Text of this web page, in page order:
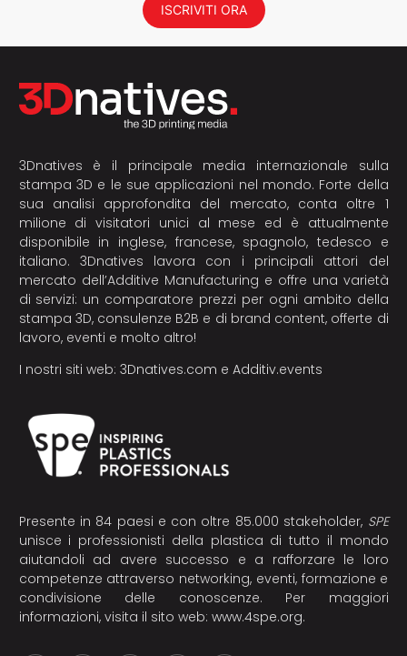
ISCRIVITI ORA
3Dnatives è il principale media internazionale sulla
stampa 3D e le sue applicazioni nel mondo. Forte della
sua analisi approfondita del mercato, conta oltre 1
milione di visitatori unici al mese ed è attualmente
disponibile in inglese, francese, spagnolo, tedesco e
italiano. 3Dnatives lavora con i principali attori del
mercato dell’Additive Manufacturing e offre una varietà
di servizi: un comparatore prezzi per ogni ambito della
stampa 3D, consulenze B2B e di brand content, offerte di
lavoro, eventi e molto altro!
I nostri siti web: 3Dnatives.com e Additiv.events
Presente in 84 paesi e con oltre 85.000 stakeholder, SPE
unisce i professionisti della plastica di tutto il mondo
aiutandoli ad avere successo e a rafforzare le loro
competenze attraverso networking, eventi, formazione e
condivisione delle conoscenze. Per maggiori
informazioni, visita il sito web: www.4spe.org.